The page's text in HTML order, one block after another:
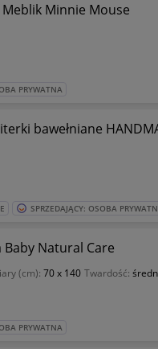
Minnie Mouse
PRYWATNA
bawełniane
SPRZEDAJĄCY: OSOBA
Baby Natural Care
(cm): 70 x 140 Twardość:
PRYWATNA